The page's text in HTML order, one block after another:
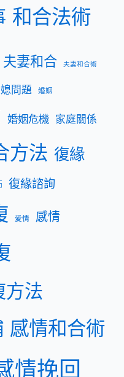
和合法術
夫妻和合 夫妻和合術
問題 婚姻
婚姻危機 家庭關係
方法 復緣
復緣諮詢
愛情 感情
方法
感情和合術
情挽回